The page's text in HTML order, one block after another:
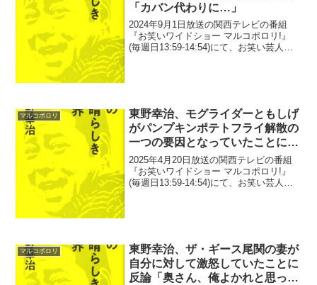
「カバン代わりに…」
2024年9月1日放送の関西テレビの番組
『お笑いワイドショー マルコポロリ!』
(毎週日13:59-14:54)にて、お笑い芸人・
マルコポロリ
東野幸治、モグライダーともしげ
がパンプキンポテトフライ解散の
一つの要因となっていたことに驚
き「焚きつけんの？」
2025年4月20日放送の関西テレビの番組
『お笑いワイドショー マルコポロリ!』
(毎週日13:59-14:54)にて、お笑い芸人・
マルコポロリ
東野幸治、ザ・ギース尾関の妻が
自分に対して激怒していたことに
反論「奥さん、俺よかれと思って